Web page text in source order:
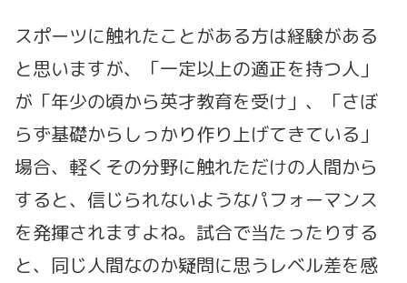
スポーツに触れたことがある方は経験がある
と思いますが、「一定以上の適正を持つ人」
が「年少の頃から英才教育を受け」、「さぼ
らず基礎からしっかり作り上げてきている」
場合、軽くその分野に触れただけの人間から
すると、信じられないようなパフォーマンス
を発揮されますよね。試合で当たったりする
と、同じ人間なのか疑問に思うレベル差を感